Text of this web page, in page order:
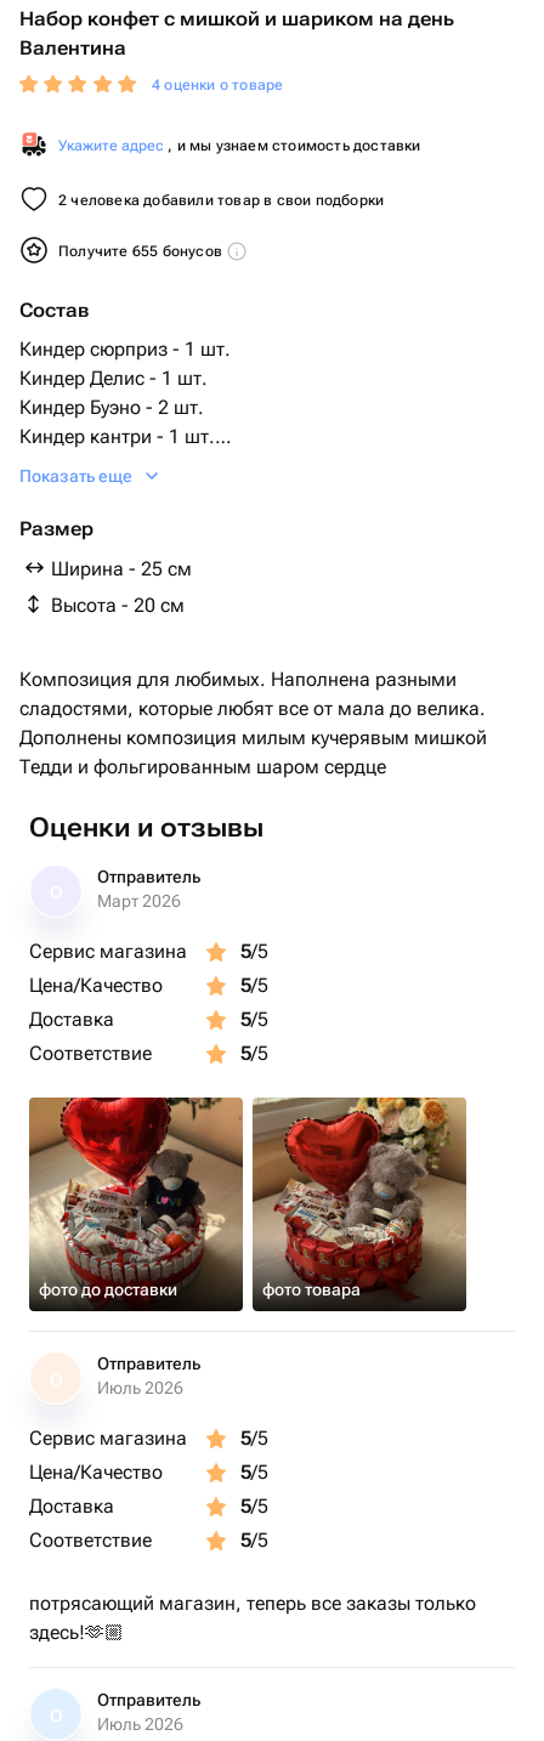
Набор конфет с мишкой и шариком на день
Валентина
4 оценки о товаре
Укажите адрес , и мы узнаем стоимость доставки
2 человека добавили товар в свои подборки
Получите 655 бонусов
Состав
Киндер сюрприз - 1 шт.
Киндер Делис - 1 шт.
Киндер Буэно - 2 шт.
Киндер кантри - 1 шт.
Мишка тедди - 1 шт.
киндер буэно мини - 5 шт.
нутелла мини 25г - 1 шт.
Показать еще
Размер
Ширина - 25 см
Высота - 20 см
Композиция для любимых. Наполнена разными
сладостями, которые любят все от мала до велика.
Дополнены композиция милым кучерявым мишкой
Тедди и фольгированным шаром сердце
Оценки и отзывы
Отправитель
Март 2026
Сервис магазина 5/5
Цена/Качество
5/5
Доставка
5/5
Соответствие
5/5
фото до доставки фото товара
О
Отправитель
Июль 2026
Сервис магазина 5/5
Цена/Качество
5/5
Доставка
5/5
Соответствие
5/5
потрясающий магазин, теперь все заказы только
здесь!🫶🏼
О
Отправитель
Июль 2026